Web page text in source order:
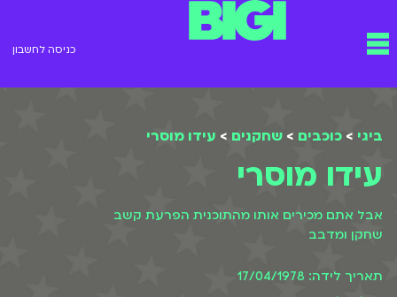
תפריט כניסה לחשבון
ביגי > כוכבים > שחקנים > עידו מוסרי
עידו מוסרי
אבל אתם מכירים אותו מהתוכנית הפרעת קשב
שחקן ומדבב
תאריך לידה: 17/04/1978